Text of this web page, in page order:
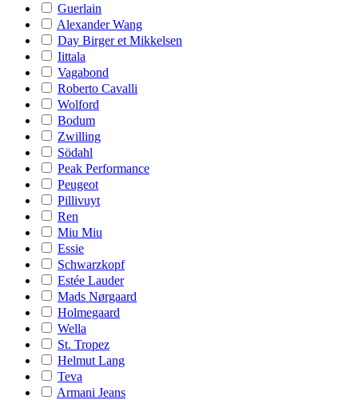
Guerlain
Alexander Wang
Day Birger et Mikkelsen
Iittala
Vagabond
Roberto Cavalli
Wolford
Bodum
Zwilling
Södahl
Peak Performance
Peugeot
Pillivuyt
Ren
Miu Miu
Essie
Schwarzkopf
Estée Lauder
Mads Nørgaard
Holmegaard
Wella
St. Tropez
Helmut Lang
Teva
Armani Jeans